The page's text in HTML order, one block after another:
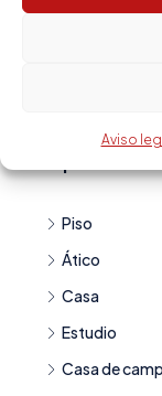
Aviso
Camp d en
Piso
Ático
Casa
Estudio
Casa de